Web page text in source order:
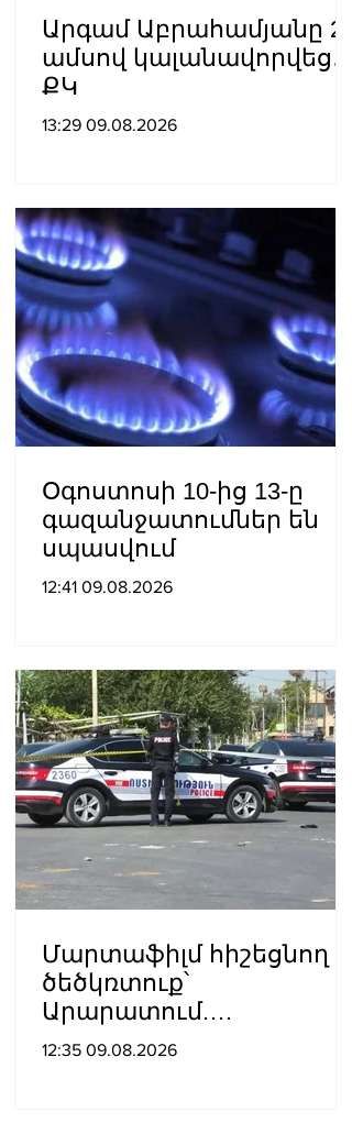
Արգամ Աբրահամյանը 2
ամսով կալանավորվեց․
ՔԿ
13:29 09.08.2026
Օգոստոսի 10-ից 13-ը
գազանջատումներ են
սպասվում
12:41 09.08.2026
Մարտաֆիլմ հիշեցնող
ծեծկռտուք՝
Արարատում.
Դաշտավանում կան 10-
12:35 09.08.2026